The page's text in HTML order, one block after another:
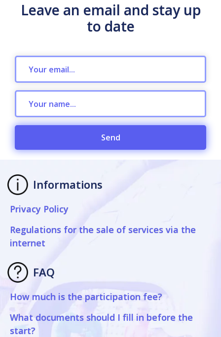
Leave an email and stay up
to date
Send
Informations
Privacy Policy
Regulations for the sale of services via the
internet
FAQ
How much is the participation fee?
What documents should I fill in before the
start?